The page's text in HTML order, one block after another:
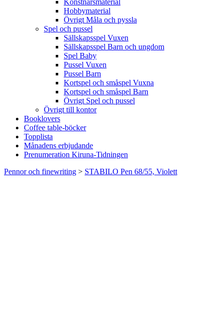
Konstnärsmaterial
Hobbymaterial
Övrigt Måla och pyssla
Spel och pussel
Sällskapsspel Vuxen
Sällskapsspel Barn och ungdom
Spel Baby
Pussel Vuxen
Pussel Barn
Kortspel och småspel Vuxna
Kortspel och småspel Barn
Övrigt Spel och pussel
Övrigt till kontor
Booklovers
Coffee table-böcker
Topplista
Månadens erbjudande
Prenumeration Kiruna-Tidningen
Pennor och finewriting > STABILO Pen 68/55, Violett